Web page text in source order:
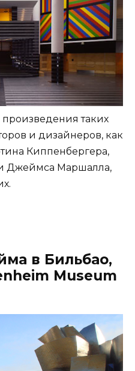
таких
и дизайнеров, как
Киппенбергера,
Джеймса Маршалла,
в Бильбао,
Museum